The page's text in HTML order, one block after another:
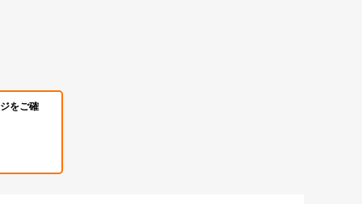
をご確